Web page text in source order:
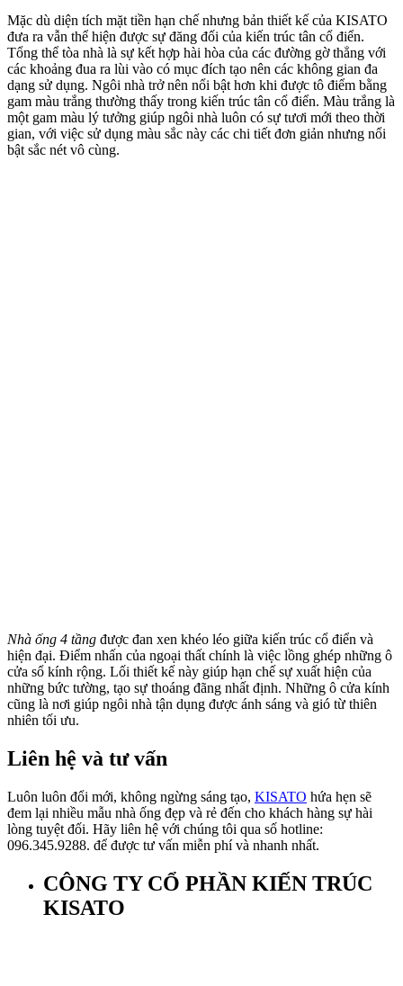
Mặc dù diện tích mặt tiền hạn chế nhưng bản thiết kế của KISATO
đưa ra vẫn thể hiện được sự đăng đối của kiến trúc tân cổ điển.
Tổng thể tòa nhà là sự kết hợp hài hòa của các đường gờ thẳng với
các khoảng đua ra lùi vào có mục đích tạo nên các không gian đa
dạng sử dụng. Ngôi nhà trở nên nổi bật hơn khi được tô điểm bằng
gam màu trắng thường thấy trong kiến trúc tân cổ điển. Màu trắng là
một gam màu lý tưởng giúp ngôi nhà luôn có sự tươi mới theo thời
gian, với việc sử dụng màu sắc này các chi tiết đơn giản nhưng nổi
bật sắc nét vô cùng.
Nhà ống 4 tầng được đan xen khéo léo giữa kiến trúc cổ điển và
hiện đại. Điểm nhấn của ngoại thất chính là việc lồng ghép những ô
cửa sổ kính rộng. Lối thiết kế này giúp hạn chế sự xuất hiện của
những bức tường, tạo sự thoáng đãng nhất định. Những ô cửa kính
cũng là nơi giúp ngôi nhà tận dụng được ánh sáng và gió từ thiên
nhiên tối ưu.
Liên hệ và tư vấn
Luôn luôn đổi mới, không ngừng sáng tạo, KISATO hứa hẹn sẽ
đem lại nhiều mẫu nhà ống đẹp và rẻ đến cho khách hàng sự hài
lòng tuyệt đối. Hãy liên hệ với chúng tôi qua số hotline:
096.345.9288. để được tư vấn miễn phí và nhanh nhất.
CÔNG TY CỔ PHẦN KIẾN TRÚC
KISATO